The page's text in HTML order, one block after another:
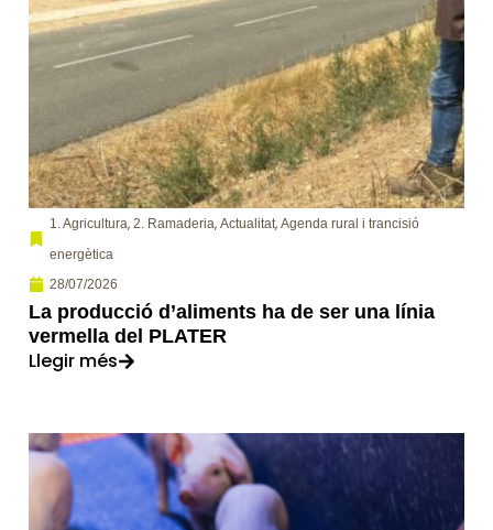
1. Agricultura, 2. Ramaderia, Actualitat, Agenda rural i trancisió
energètica
28/07/2026
La producció d’aliments ha de ser una línia
vermella del PLATER
Llegir més